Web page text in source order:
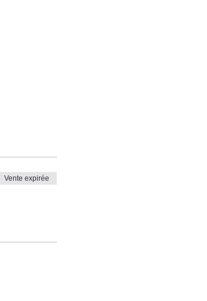
Vente expirée